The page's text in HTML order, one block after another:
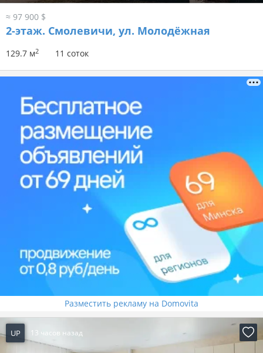
≈ 97 900 $
2-этаж. Смолевичи, ул. Молодёжная
129.7 м2 11 соток
Разместить рекламу на Domovita
UP 13 часов назад